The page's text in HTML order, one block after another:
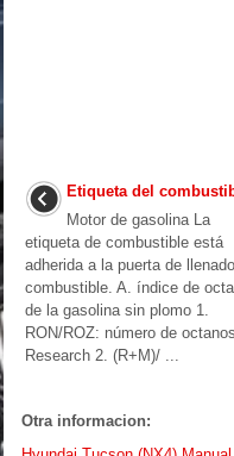
Etiqueta del
Motor de gasolina La
etiqueta de combustible está
adherida a la puerta de
combustible. A. índice de
de la gasolina sin plomo 1.
RON/ROZ: número de octanos
Research 2. (R+M)/ ...
Otra informacion: